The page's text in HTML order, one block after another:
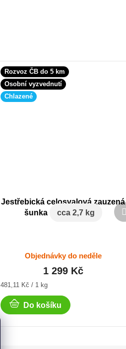
Rozvoz ČB do 5 km
Osobní vyzvednutí
Chlazené
Jestřebická celosvalová zauzená
šunka
cca 2,7 kg
Objednávky do neděle
1 299 Kč
Měrná
481,11 Kč / 1 kg
Do košíku